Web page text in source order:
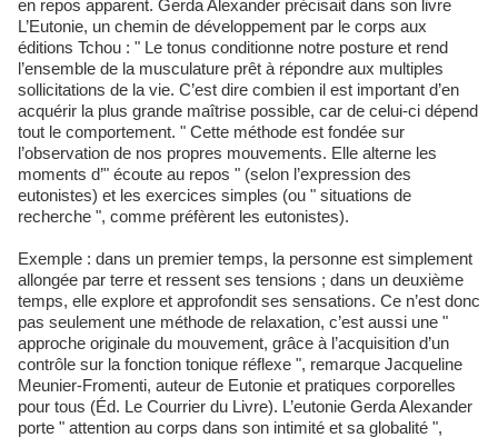
en repos apparent. Gerda Alexander précisait dans son livre
L’Eutonie, un chemin de développement par le corps aux
éditions Tchou : " Le tonus conditionne notre posture et rend
l’ensemble de la musculature prêt à répondre aux multiples
sollicitations de la vie. C’est dire combien il est important d’en
acquérir la plus grande maîtrise possible, car de celui-ci dépend
tout le comportement. " Cette méthode est fondée sur
l’observation de nos propres mouvements. Elle alterne les
moments d’" écoute au repos " (selon l’expression des
eutonistes) et les exercices simples (ou " situations de
recherche ", comme préfèrent les eutonistes).
Exemple : dans un premier temps, la personne est simplement
allongée par terre et ressent ses tensions ; dans un deuxième
temps, elle explore et approfondit ses sensations. Ce n’est donc
pas seulement une méthode de relaxation, c’est aussi une "
approche originale du mouvement, grâce à l’acquisition d’un
contrôle sur la fonction tonique réflexe ", remarque Jacqueline
Meunier-Fromenti, auteur de Eutonie et pratiques corporelles
pour tous (Éd. Le Courrier du Livre). L’eutonie Gerda Alexander
porte " attention au corps dans son intimité et sa globalité ",